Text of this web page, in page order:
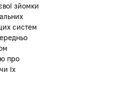
зйомки
систем
про
їх